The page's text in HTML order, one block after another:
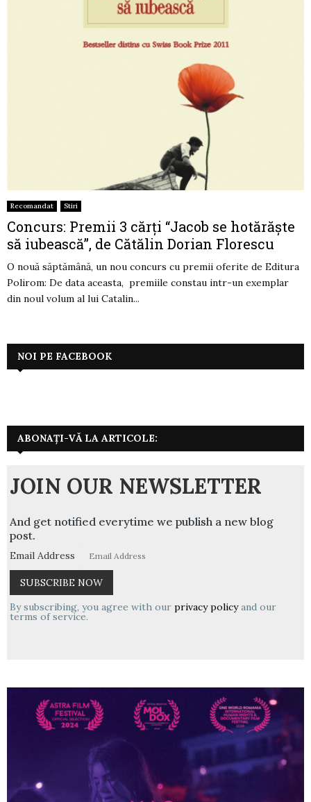
Recomandat Stiri
Concurs: Premii 3 cărţi “Jacob se hotărăşte
să iubească”, de Cătălin Dorian Florescu
O nouă săptămână, un nou concurs cu premii oferite de Editura
Polirom: De data aceasta, premiile constau intr-un exemplar
din noul volum al lui Catalin...
NOI PE FACEBOOK
ABONAȚI-VĂ LA ARTICOLE:
JOIN OUR NEWSLETTER
And get notified everytime we publish a new blog
post.
Email Address
By subscribing, you agree with our privacy policyand our
terms of service.